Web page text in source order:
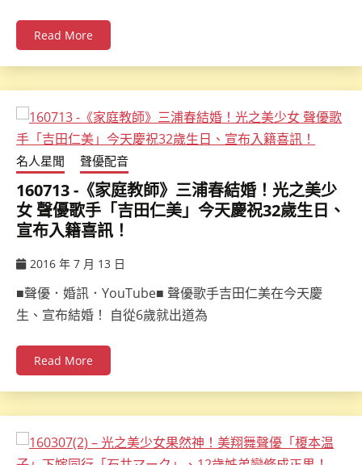
Read More
名人星聞 聲優配音
160713 -《家庭教師》三浦春結婚！光之美少
女 聲優歌手「吉田仁美」今天慶祝32歲生日、
宣布入籍喜訊！
2016 年 7 月 13 日
■聲優．婚訊．YouTube■ 聲優歌手吉田仁美在今天慶
生、宣布結婚！ 自從6歲就出道為
Read More